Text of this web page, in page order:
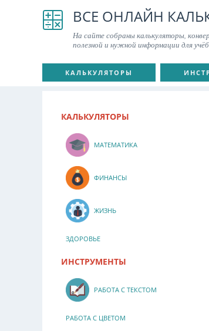
ВСЕ ОНЛАЙН
На сайте собраны калькуляторы,
полезной и нужной информации для
КАЛЬКУЛЯТОРЫ
КАЛЬКУЛЯТОРЫ
МАТЕМАТИКА
ФИНАНСЫ
ЖИЗНЬ
ЗДОРОВЬЕ
ИНСТРУМЕНТЫ
РАБОТА С ТЕКСТОМ
РАБОТА С ЦВЕТОМ